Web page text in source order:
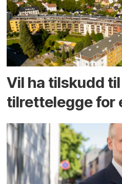
Vil ha tilskudd
tilrettelegge for